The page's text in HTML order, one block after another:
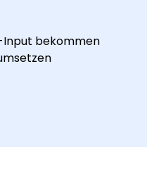
Input bekommen